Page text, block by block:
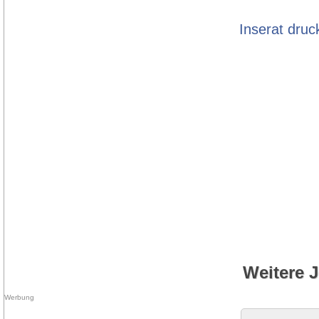
Inserat
Weitere